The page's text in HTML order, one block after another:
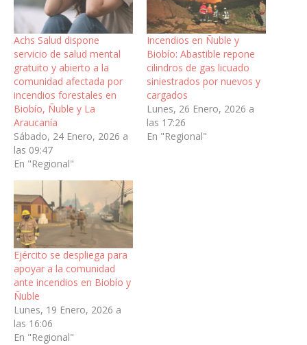
Achs Salud dispone
servicio de salud mental
gratuito y abierto a la
comunidad afectada por
incendios forestales en
Biobío, Ñuble y La
Araucanía
Sábado, 24 Enero, 2026 a
las 09:47
En "Regional"
Incendios en Ñuble y
Biobío: Abastible repone
cilindros de gas licuado
siniestrados por nuevos y
cargados
Lunes, 26 Enero, 2026 a
las 17:26
En "Regional"
Ejército se despliega para
apoyar a la comunidad
ante incendios en Biobío y
Ñuble
Lunes, 19 Enero, 2026 a
las 16:06
En "Regional"